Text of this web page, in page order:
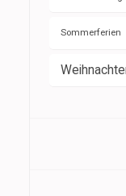
Sommerferien